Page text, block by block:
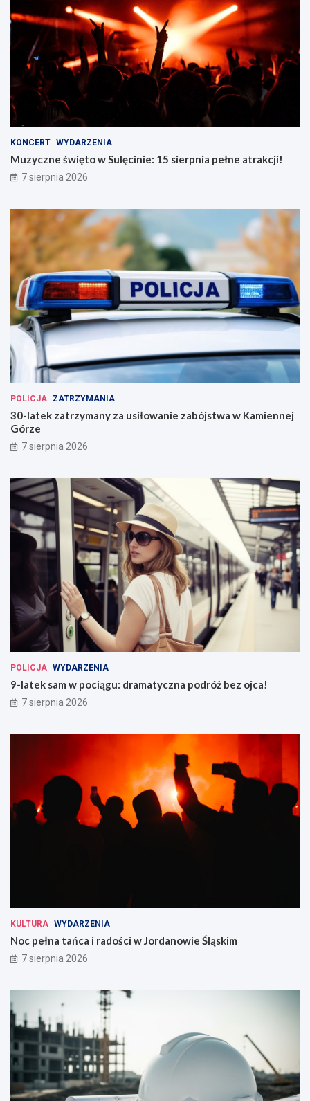
KONCERT WYDARZENIA
Muzyczne święto w Sulęcinie: 15 sierpnia pełne atrakcji!
7 sierpnia 2026
POLICJA ZATRZYMANIA
30-latek zatrzymany za usiłowanie zabójstwa w Kamiennej
Górze
7 sierpnia 2026
POLICJA WYDARZENIA
9-latek sam w pociągu: dramatyczna podróż bez ojca!
7 sierpnia 2026
KULTURA WYDARZENIA
Noc pełna tańca i radości w Jordanowie Śląskim
7 sierpnia 2026